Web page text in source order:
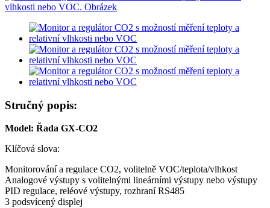
Stručný popis:
Model: Řada GX-CO2
Klíčová slova:
Monitorování a regulace CO2, volitelně VOC/teplota/vlhkost
Analogové výstupy s volitelnými lineárními výstupy nebo výstupy
PID regulace, reléové výstupy, rozhraní RS485
3 podsvícený displej